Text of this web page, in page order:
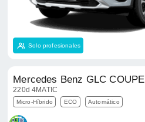
Solo profesionales
Mercedes Benz GLC COUPE
220d 4MATIC
Micro-Híbrido ECO Automático